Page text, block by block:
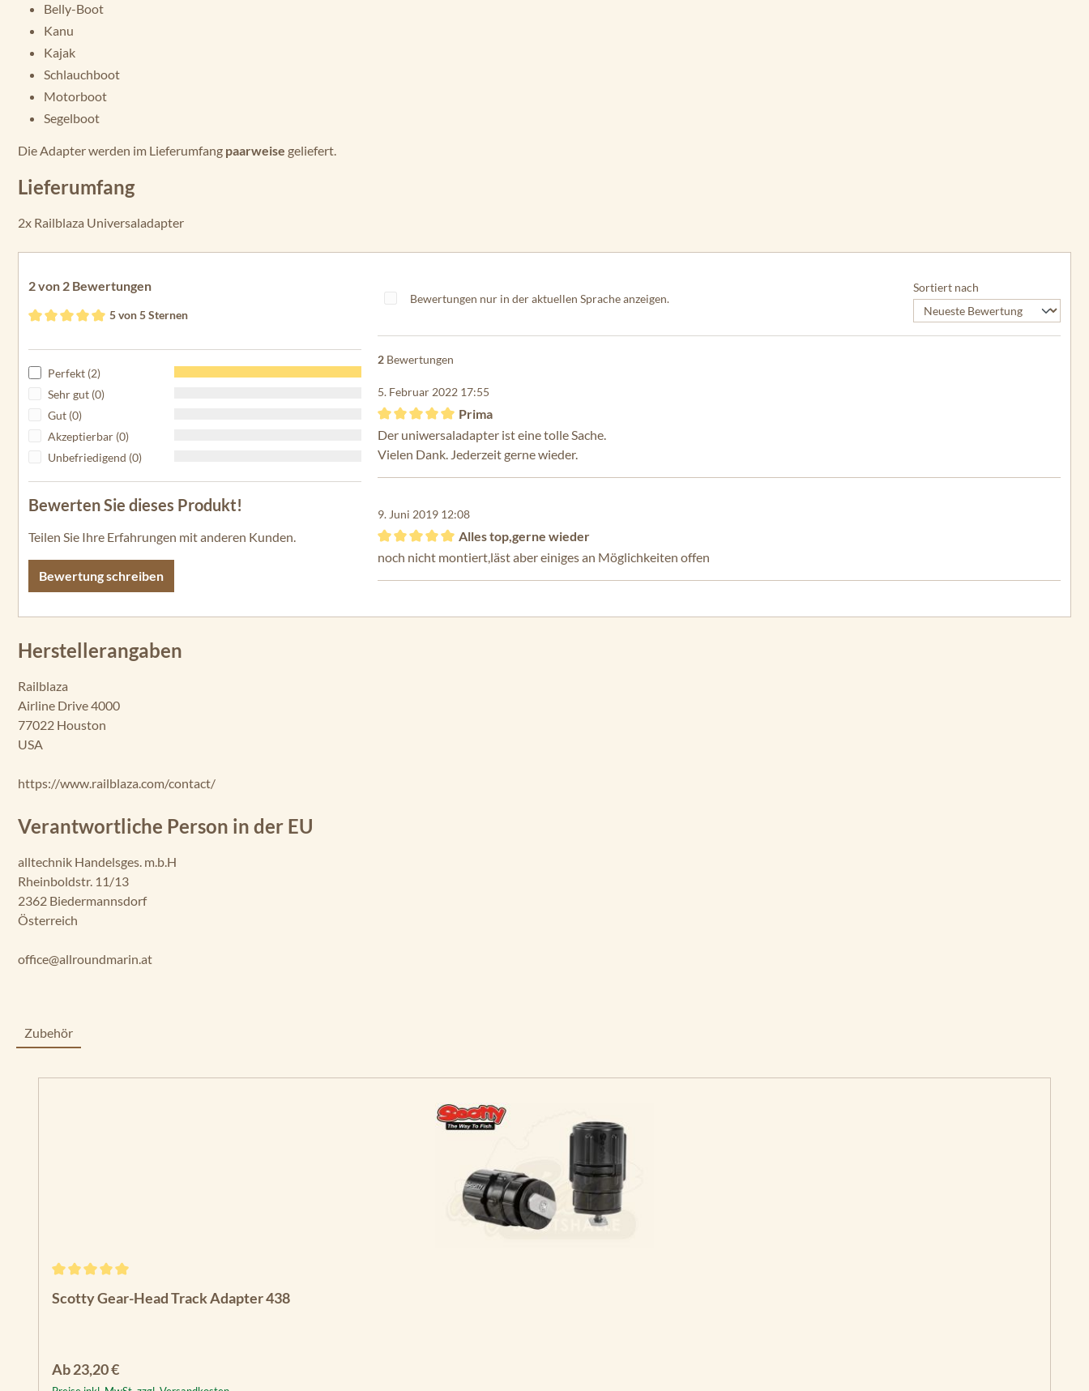
Belly-Boot
Kanu
Kajak
Schlauchboot
Motorboot
Segelboot
Die Adapter werden im Lieferumfang paarweise geliefert.
Lieferumfang
2x Railblaza Universaladapter
2 von 2 Bewertungen
5 von 5 Sternen
Perfekt (2)
Sehr gut (0)
Gut (0)
Akzeptierbar (0)
Unbefriedigend (0)
Bewerten Sie dieses Produkt!
Teilen Sie Ihre Erfahrungen mit anderen Kunden.
Bewertung schreiben
Bewertungen nur in der aktuellen Sprache anzeigen.
Sortiert nach
2 Bewertungen
5. Februar 2022 17:55
Bewertung mit 5 von 5 Sternen
Prima
Der uniwersaladapter ist eine tolle Sache.
Vielen Dank. Jederzeit gerne wieder.
9. Juni 2019 12:08
Bewertung mit 5 von 5 Sternen
Alles top,gerne wieder
noch nicht montiert,läst aber einiges an Möglichkeiten offen
Herstellerangaben
Railblaza
Airline Drive 4000
77022 Houston
USA
https://www.railblaza.com/contact/
Verantwortliche Person in der EU
alltechnik Handelsges. m.b.H
Rheinboldstr. 11/13
2362 Biedermannsdorf
Österreich
office@allroundmarin.at
Zubehör
Scotty Gear-Head Track Adapter 438
Regulärer Preis:
Ab23,20 €